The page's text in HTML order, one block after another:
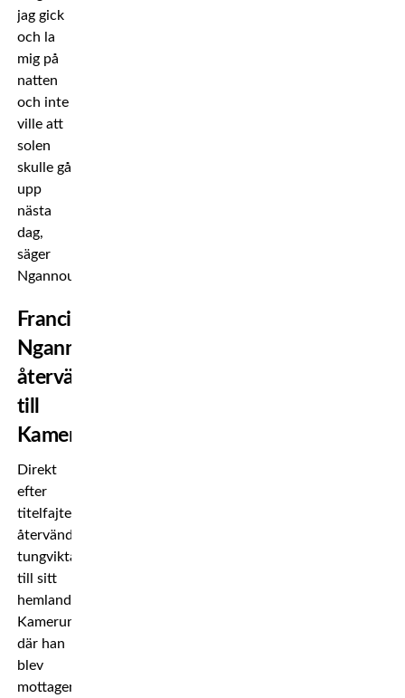
jag gick
och la
mig på
natten
och inte
ville att
solen
skulle gå
upp
nästa
dag,
säger
Ngannou.
Francis
Ngannou
återvände
till
Kamerun
Direkt
efter
titelfajten
återvände
tungviktaren
till sitt
hemland
Kamerun
där han
blev
mottagen